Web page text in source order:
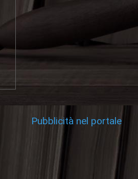
Pubblicità nel portale